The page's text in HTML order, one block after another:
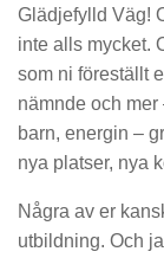
Glädjefylld Väg!
inte alls mycket.
som ni föreställt
nämnde och
barn, energin –
nya platser, nya
Några av er
utbildning. Och